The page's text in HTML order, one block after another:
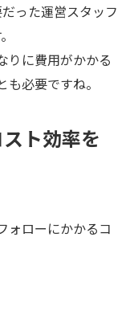
った運営スタッフ
りに費用がかかる
必要ですね。
ト効率を
ォローにかかるコ